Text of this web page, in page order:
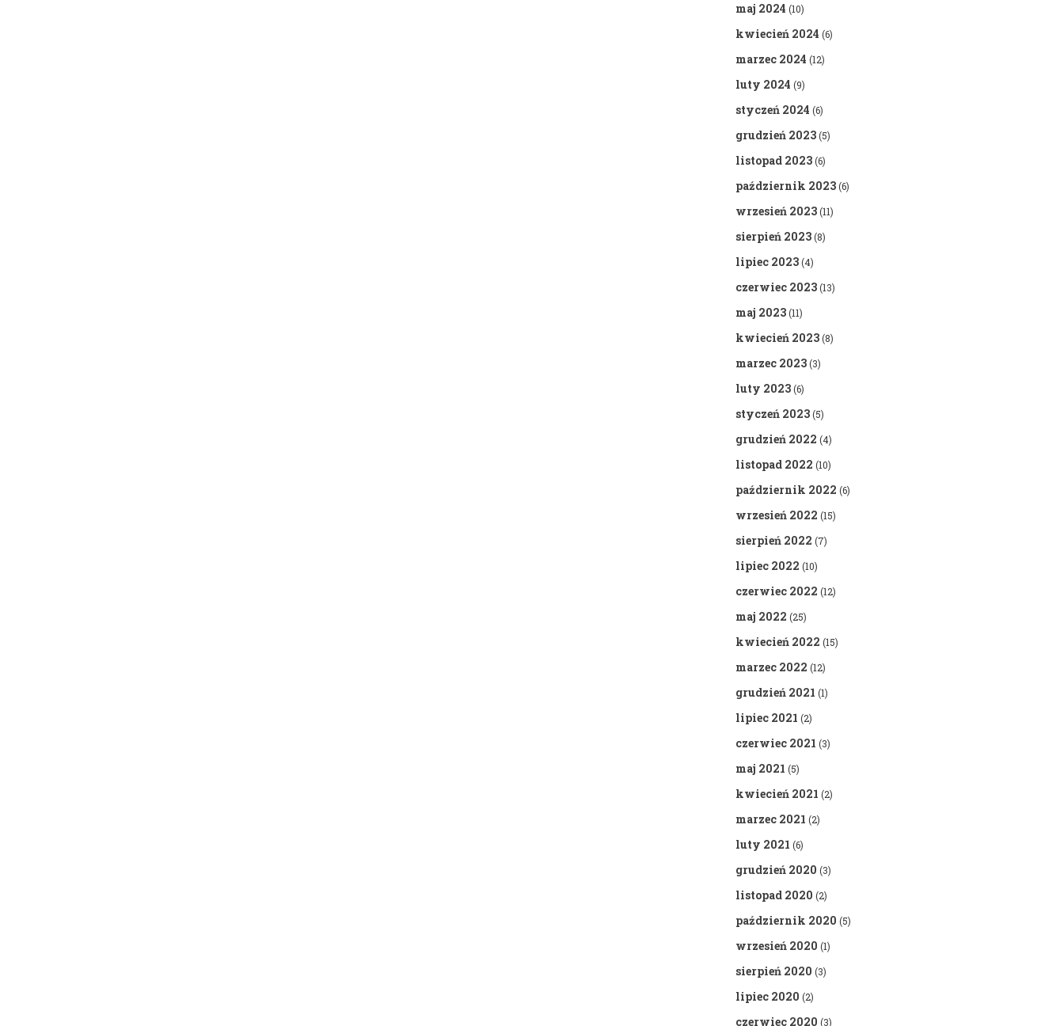
maj 2024 (10)
kwiecień 2024 (6)
marzec 2024 (12)
luty 2024 (9)
styczeń 2024 (6)
grudzień 2023(5)
listopad 2023(6)
październik 2023(6)
wrzesień 2023(11)
sierpień 2023(8)
lipiec 2023(4)
czerwiec 2023(13)
maj 2023(11)
kwiecień 2023(8)
marzec 2023(3)
luty 2023(6)
styczeń 2023(5)
grudzień 2022 (4)
listopad 2022 (10)
październik 2022 (6)
wrzesień 2022 (15)
sierpień 2022 (7)
lipiec 2022 (10)
czerwiec 2022 (12)
maj 2022 (25)
kwiecień 2022 (15)
marzec 2022 (12)
grudzień 2021 (1)
lipiec 2021 (2)
czerwiec 2021 (3)
maj 2021 (5)
kwiecień 2021 (2)
marzec 2021 (2)
luty 2021 (6)
grudzień 2020 (3)
listopad 2020 (2)
październik 2020 (5)
wrzesień 2020 (1)
sierpień 2020 (3)
lipiec 2020 (2)
czerwiec 2020 (3)